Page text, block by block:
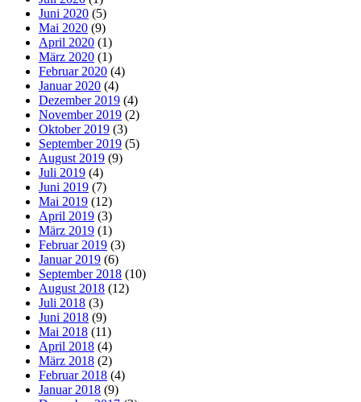
Juni 2020 (5)
Mai 2020 (9)
April 2020 (1)
März 2020 (1)
Februar 2020 (4)
Januar 2020 (4)
Dezember 2019 (4)
November 2019 (2)
Oktober 2019 (3)
September 2019 (5)
August 2019 (9)
Juli 2019 (4)
Juni 2019 (7)
Mai 2019 (12)
April 2019 (3)
März 2019 (1)
Februar 2019 (3)
Januar 2019 (6)
September 2018 (10)
August 2018 (12)
Juli 2018 (3)
Juni 2018 (9)
Mai 2018 (11)
April 2018 (4)
März 2018 (2)
Februar 2018 (4)
Januar 2018 (9)